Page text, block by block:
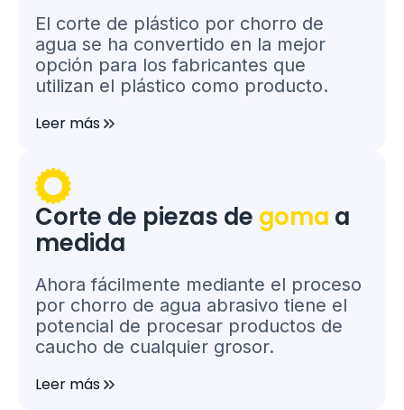
El corte de plástico por chorro de
agua se ha convertido en la mejor
opción para los fabricantes que
utilizan el plástico como producto.
Leer más
Corte de piezas de goma a
medida
Ahora fácilmente mediante el proceso
por chorro de agua abrasivo tiene el
potencial de procesar productos de
caucho de cualquier grosor.
Leer más